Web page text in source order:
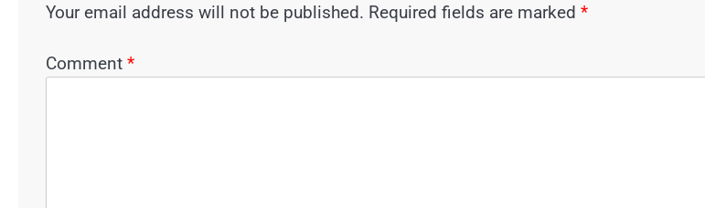
Your email address will not be published. Required fields are marked *
Comment *